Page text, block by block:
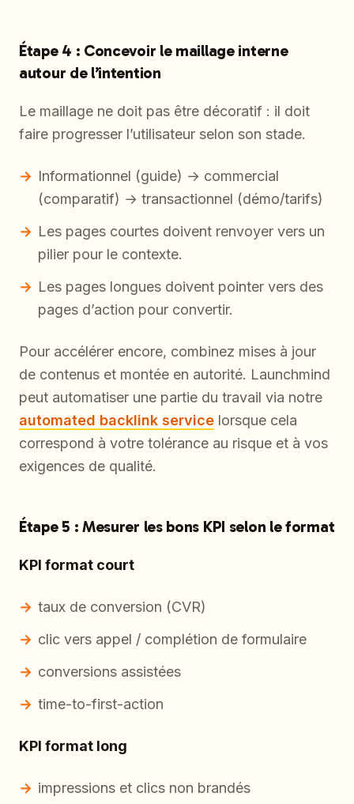
Étape 4 : Concevoir le maillage interne
autour de l’intention
Le maillage ne doit pas être décoratif : il doit
faire progresser l’utilisateur selon son stade.
Informationnel (guide) → commercial
(comparatif) → transactionnel (démo/tarifs)
Les pages courtes doivent renvoyer vers un
pilier pour le contexte.
Les pages longues doivent pointer vers des
pages d’action pour convertir.
Pour accélérer encore, combinez mises à jour
de contenus et montée en autorité. Launchmind
peut automatiser une partie du travail via notre
automated backlink service lorsque cela
correspond à votre tolérance au risque et à vos
exigences de qualité.
Étape 5 : Mesurer les bons KPI selon le format
KPI format court
taux de conversion (CVR)
clic vers appel / complétion de formulaire
conversions assistées
time-to-first-action
KPI format long
impressions et clics non brandés